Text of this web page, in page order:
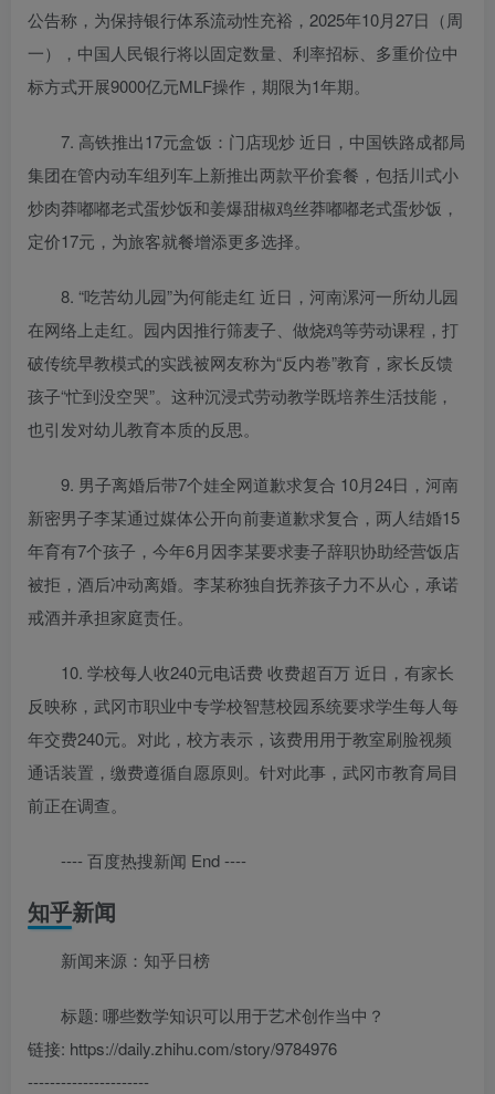
公告称，为保持银行体系流动性充裕，2025年10月27日（周
一），中国人民银行将以固定数量、利率招标、多重价位中
标方式开展9000亿元MLF操作，期限为1年期。
7. 高铁推出17元盒饭：门店现炒 近日，中国铁路成都局
集团在管内动车组列车上新推出两款平价套餐，包括川式小
炒肉莽嘟嘟老式蛋炒饭和姜爆甜椒鸡丝莽嘟嘟老式蛋炒饭，
定价17元，为旅客就餐增添更多选择。
8. “吃苦幼儿园”为何能走红 近日，河南漯河一所幼儿园
在网络上走红。园内因推行筛麦子、做烧鸡等劳动课程，打
破传统早教模式的实践被网友称为“反内卷”教育，家长反馈
孩子“忙到没空哭”。这种沉浸式劳动教学既培养生活技能，
也引发对幼儿教育本质的反思。
9. 男子离婚后带7个娃全网道歉求复合 10月24日，河南
新密男子李某通过媒体公开向前妻道歉求复合，两人结婚15
年育有7个孩子，今年6月因李某要求妻子辞职协助经营饭店
被拒，酒后冲动离婚。李某称独自抚养孩子力不从心，承诺
戒酒并承担家庭责任。
10. 学校每人收240元电话费 收费超百万 近日，有家长
反映称，武冈市职业中专学校智慧校园系统要求学生每人每
年交费240元。对此，校方表示，该费用用于教室刷脸视频
通话装置，缴费遵循自愿原则。针对此事，武冈市教育局目
前正在调查。
---- 百度热搜新闻 End ----
知乎新闻
新闻来源：知乎日榜
标题: 哪些数学知识可以用于艺术创作当中？
链接: https://daily.zhihu.com/story/9784976
----------------------